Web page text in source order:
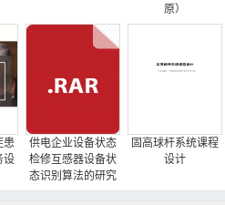
原）
患
设
供电企业设备状态
检修互感器设备状
态识别算法的研究
固高球杆系统课程
设计